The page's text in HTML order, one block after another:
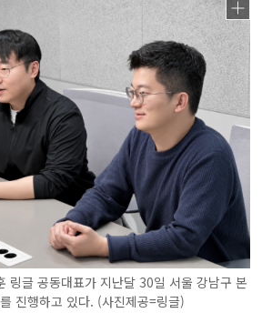
링글 공동대표가 지난달 30일 서울 강남구 본
진행하고 있다. (사진제공=링글)